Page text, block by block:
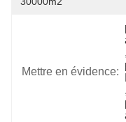
Mettre en évidence:
,
,